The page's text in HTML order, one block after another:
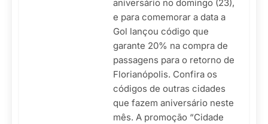
aniversário no domingo (23),
e para comemorar a data a
Gol lançou código que
garante 20% na compra de
passagens para o retorno de
Florianópolis. Confira os
códigos de outras cidades
que fazem aniversário neste
mês. A promoção “Cidade